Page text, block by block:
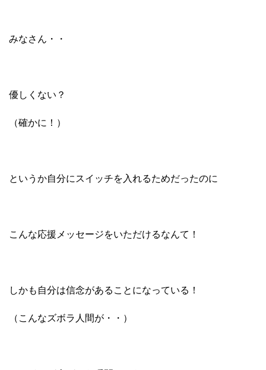
みなさん・・
優しくない？
（確かに！）
というか自分にスイッチを入れるためだったのに
こんな応援メッセージをいただけるなんて！
しかも自分は信念があることになっている！
（こんなズボラ人間が・・）